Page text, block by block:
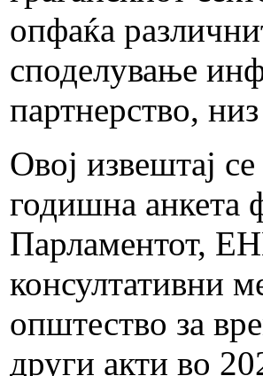
опфаќа
споделување
партнерство,
Овој извештај
годишна анкета
Парламентот,
консултативни
општество за
други акти во